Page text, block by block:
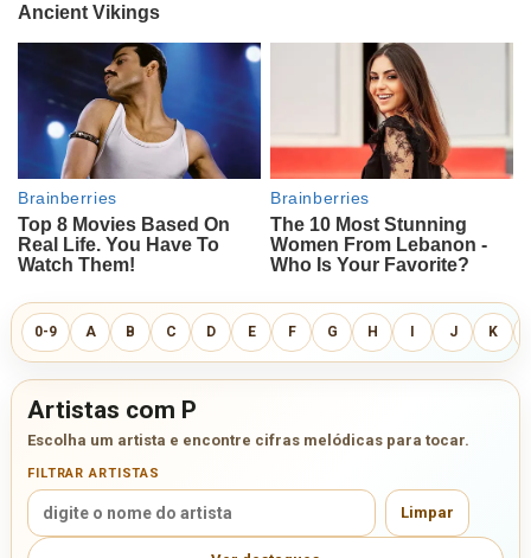
0-9 A B C D E F G H J K
Artistas com P
Escolha um artista e encontre cifras melódicas para tocar.
FILTRAR ARTISTAS
Limpar